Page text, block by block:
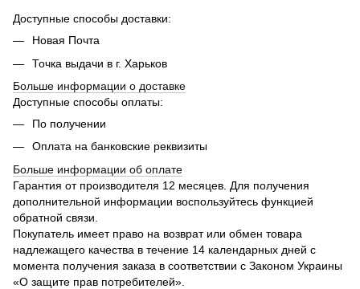
Доступные способы доставки:
Новая Почта
Точка выдачи в г. Харьков
Больше информации о доставке
Доступные способы оплаты:
По получении
Оплата на банковские реквизиты
Больше информации об оплате
Гарантия от производителя 12 месяцев. Для получения
дополнительной информации воспользуйтесь функцией
обратной связи.
Покупатель имеет право на возврат или обмен товара
надлежащего качества в течение 14 календарных дней с
момента получения заказа в соответствии с Законом Украины
«О защите прав потребителей».